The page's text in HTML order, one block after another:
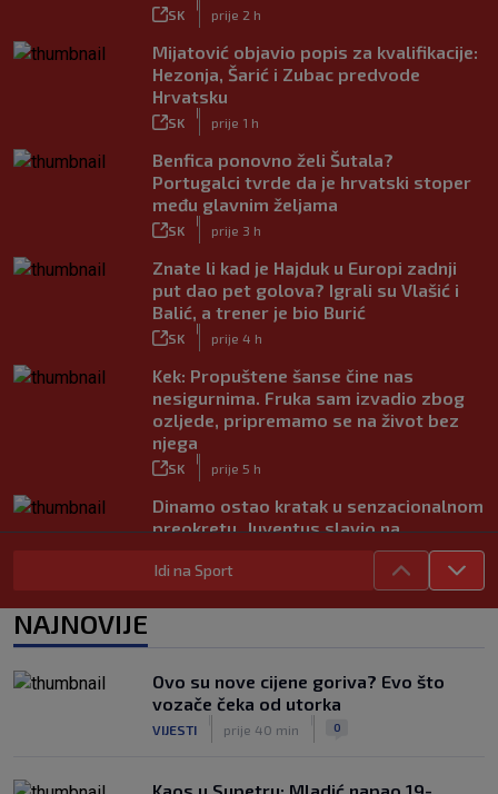
SK prije 2 h
Mijatović objavio popis za kvalifikacije:
Hezonja, Šarić i Zubac predvode
Hrvatsku
SK prije 1 h
Benfica ponovno želi Šutala?
Portugalci tvrde da je hrvatski stoper
među glavnim željama
SK prije 3 h
Znate li kad je Hajduk u Europi zadnji
put dao pet golova? Igrali su Vlašić i
Balić, a trener je bio Burić
SK prije 4 h
Kek: Propuštene šanse čine nas
nesigurnima. Fruka sam izvadio zbog
ozljede, pripremamo se na život bez
njega
SK prije 5 h
Dinamo ostao kratak u senzacionalnom
preokretu, Juventus slavio na
otvaranju Ramljakova turnira
SK
|
prije 3 h
Trener Žalgirisa ne odustaje: ‘Vidi se
SK prije 4 h
Ovo se Hajduku nije dogodilo već šest
Idi na Sport
NAJNOVIJE
Ovo su nove cijene goriva? Evo što
vozače čeka od utorka
VIJESTI prije 40 min 0